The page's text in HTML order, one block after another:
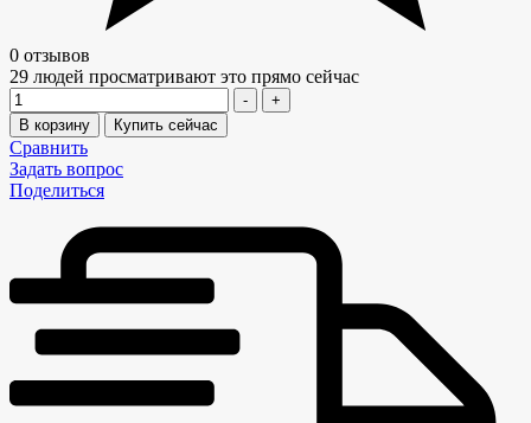
0 отзывов
29 людей просматривают это прямо сейчас
Количество
-
+
В корзину
Купить сейчас
Сравнить
Задать вопрос
Поделиться